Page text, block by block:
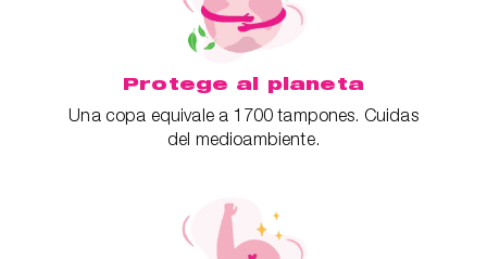
Protege al planeta
Una copa equivale a 1700 tampones. Cuidas
del medioambiente.